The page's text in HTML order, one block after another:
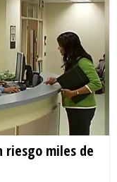
riesgo miles de